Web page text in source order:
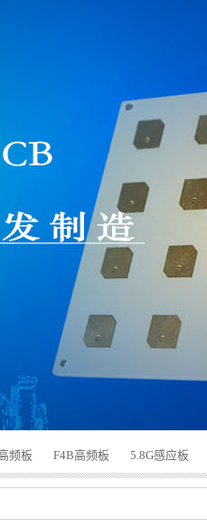
频板 F4B高频板 5.8G感应板